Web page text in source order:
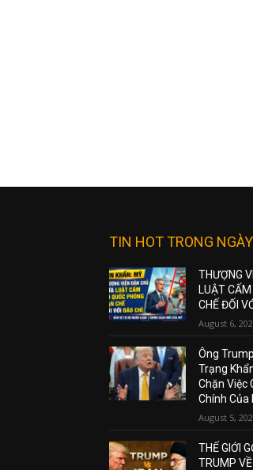
TIN HOT TRONG NGÀY
THƯỢNG
LUẬT
CHẾ ĐỐI
August 6,
Ông
Trạng
Chặn Việc
Chính Của
August 5,
THẾ GIỚI
TRUMP